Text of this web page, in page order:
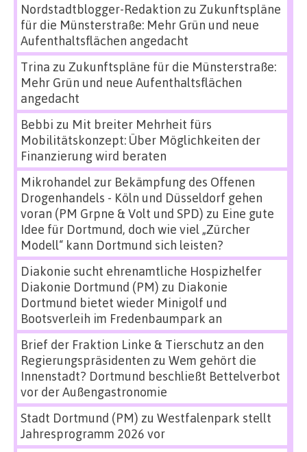
Nordstadtblogger-Redaktion zu Zukunftspläne
für die Münsterstraße: Mehr Grün und neue
Aufenthaltsflächen angedacht
Trina zu Zukunftspläne für die Münsterstraße:
Mehr Grün und neue Aufenthaltsflächen
angedacht
Bebbi zu Mit breiter Mehrheit fürs
Mobilitätskonzept: Über Möglichkeiten der
Finanzierung wird beraten
Mikrohandel zur Bekämpfung des Offenen
Drogenhandels - Köln und Düsseldorf gehen
voran (PM Grpne & Volt und SPD) zu Eine gute
Idee für Dortmund, doch wie viel „Zürcher
Modell“ kann Dortmund sich leisten?
Diakonie sucht ehrenamtliche Hospizhelfer
Diakonie Dortmund (PM) zu Diakonie
Dortmund bietet wieder Minigolf und
Bootsverleih im Fredenbaumpark an
Brief der Fraktion Linke & Tierschutz an den
Regierungspräsidenten zu Wem gehört die
Innenstadt? Dortmund beschließt Bettelverbot
vor der Außengastronomie
Stadt Dortmund (PM) zu Westfalenpark stellt
Jahresprogramm 2026 vor